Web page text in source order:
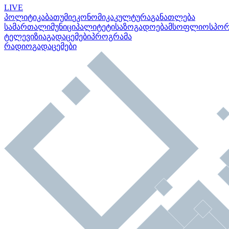
LIVE
პოლიტიკაბათუმიეკონომიკაკულტურაგანათლება
სამართალიმუნიციპალიტეტისაზოგადოებამსოფლიო
ტელევიზიაგადაცემებიპროგრამა
რადიოგადაცემები